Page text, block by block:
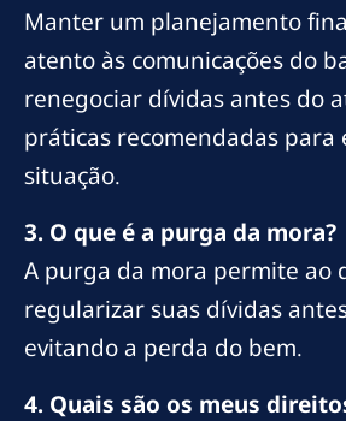
Manter um planejamento
atento às comunicações do
renegociar dívidas antes do
práticas recomendadas para
situação.
3. O que é a purga da mora?
A purga da mora permite ao
regularizar suas dívidas
evitando a perda do bem.
4. Quais são os meus